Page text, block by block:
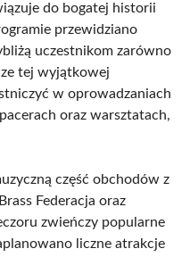
do bogatej historii
przewidziano
uczestnikom zarówno
tej wyjątkowej
w oprowadzaniach
oraz warsztatach,
część obchodów z
Federacja oraz
zwieńczy popularne
liczne atrakcje